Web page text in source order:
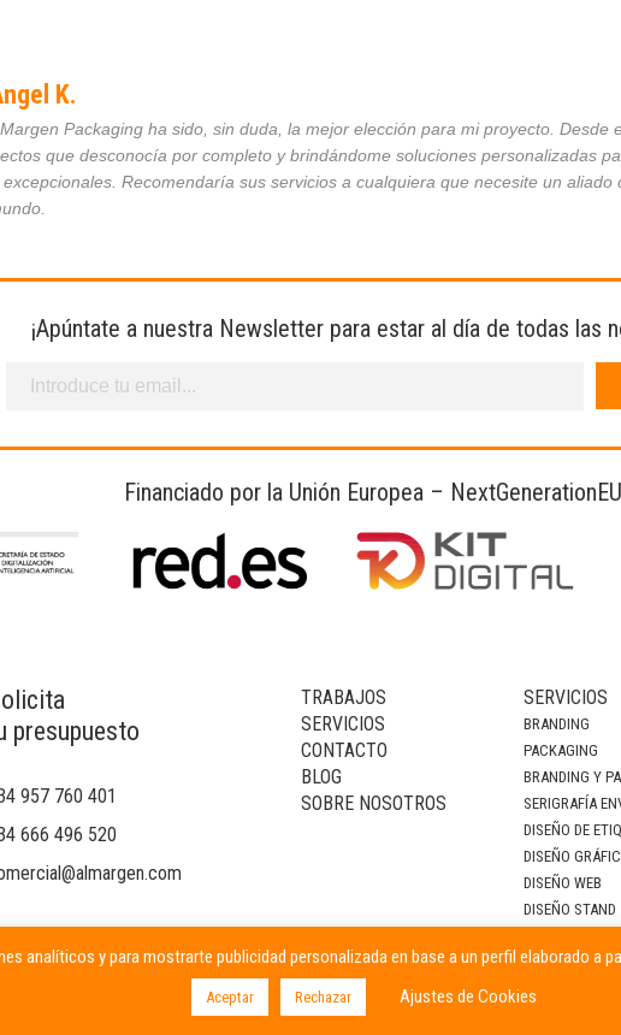
K.
Packaging ha sido, sin duda, la mejor elección para mi proyecto. Desde
que desconocía por completo y brindándome soluciones personalizadas
Recomendaría sus servicios a cualquiera que necesite un
¡Apúntate a nuestra Newsletter para estar al día de todas las
Financiado por la Unión Europea – NextGenerationEU
presupuesto
957 760 401
666 496 520
TRABAJOS
SERVICIOS
CONTACTO
BLOG
SOBRE NOSOTROS
SERVICIOS
BRANDING
PACKAGING
BRANDING Y
SERIGRAFÍA
DISEÑO DE
DISEÑO
DISEÑO WEB
DISEÑO STAND
CAMPAÑAS
analíticos y para mostrarte publicidad personalizada en base a un perfil elaborado a
Aceptar Rechazar Ajustes de Cookies